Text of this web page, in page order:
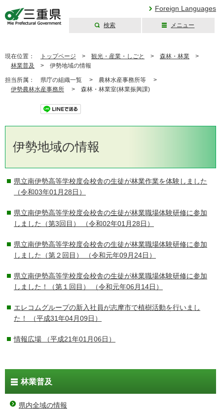
Foreign Languages
検索 メニュー
現在位置： トップページ > 観光・産業・しごと > 森林・林業 >
林業普及
> 伊勢地域の情報
担当所属： 県庁の組織一覧 > 農林水産事務所等 >
伊勢農林水産事務所 > 森林・林業室(林業振興課)
伊勢地域の情報
県立南伊勢高等学校度会校舎の生徒が林業作業を体験しました
（令和03年01月28日）
県立南伊勢高等学校度会校舎の生徒が林業職場体験研修に参加
しました（第3回目）
（令和02年01月28日）
県立南伊勢高等学校度会校舎の生徒が林業職場体験研修に参加
しました（第２回目）
（令和元年09月24日）
県立南伊勢高等学校度会校舎の生徒が林業職場体験研修に参加
しました！（第１回目）
（令和元年06月14日）
エレコムグループの新入社員が志摩市で植樹活動を行いまし
た！
（平成31年04月09日）
情報広場 （平成21年01月06日）
林業普及
県内全域の情報